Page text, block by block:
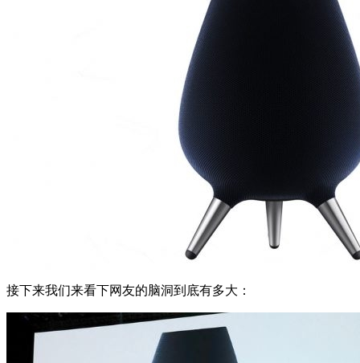
接下来我们来看下网友的脑洞到底有多大：